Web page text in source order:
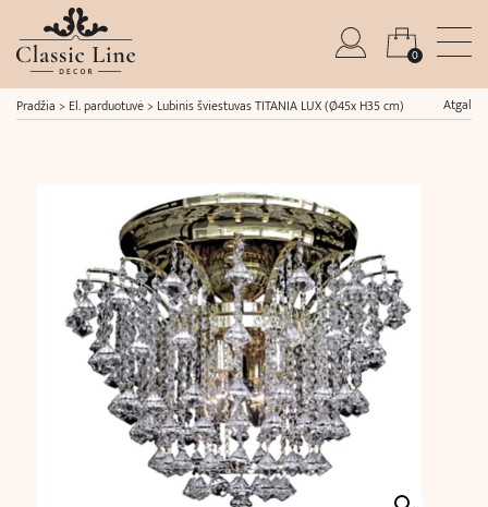
0
Pradžia > El. parduotuvė> Lubinis šviestuvas TITANIA LUX (Ø45x H35 cm) Atgal